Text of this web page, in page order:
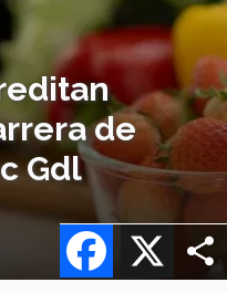
de
Gdl
X
Facebook